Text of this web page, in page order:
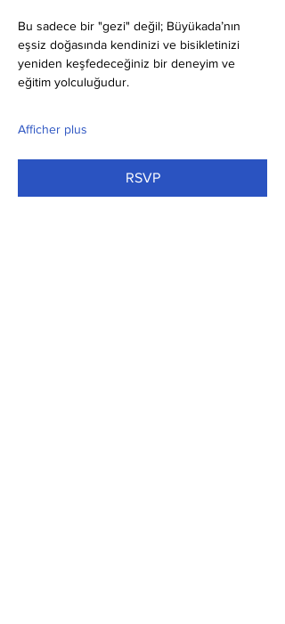
Bu sadece bir "gezi" değil; Büyükada’nın
eşsiz doğasında kendinizi ve bisikletinizi
yeniden keşfedeceğiniz bir deneyim ve
eğitim yolculuğudur.
Afficher plus
RSVP